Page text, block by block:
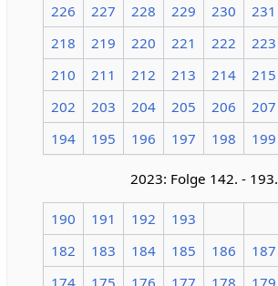
226
227 228 229 230 231
218
219 220 221 222 223
210
211 212 213 214 215
202
203 204 205 206 207
194
195 196 197 198 199
2023: Folge 142. - 193.
190 191 192
193
182
183 184 185 186 187
174
175 176 177 178 179